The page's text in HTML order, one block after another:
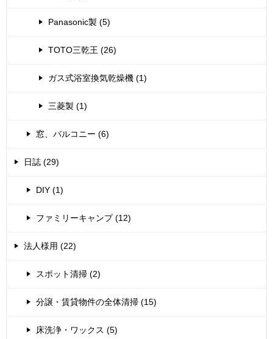
Panasonic製 (5)
TOTO三乾王 (26)
ガス式浴室換気乾燥機 (1)
三菱製 (1)
窓、バルコニー (6)
日誌 (29)
DIY (1)
ファミリーキャンプ (12)
法人様用 (22)
スポット清掃 (2)
分譲・賃貸物件の全体清掃 (15)
床洗浄・ワックス (5)